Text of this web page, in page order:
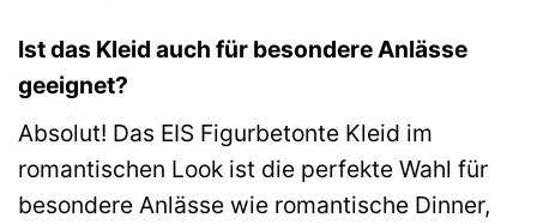
Ist das Kleid auch für besondere Anlässe
geeignet?
Absolut! Das EIS Figurbetonte Kleid im
romantischen Look ist die perfekte Wahl für
besondere Anlässe wie romantische Dinner,